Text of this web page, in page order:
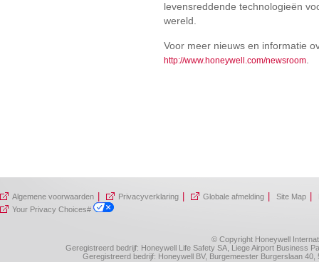
levensreddende technologieën
wereld.
Voor meer nieuws en informatie
http://www.honeywell.com/newsroom
Algemene voorwaarden Privacyverklaring Globale afmelding Site Map
Your Privacy Choices#
© Copyright Honeywell
Geregistreerd bedrijf: Honeywell Life Safety SA, Liege Airport Business
Geregistreerd bedrijf: Honeywell BV, Burgemeester Burgerslaan